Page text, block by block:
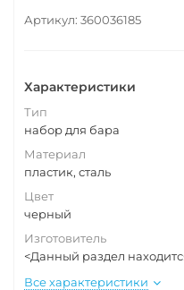
Артикул: 360036185
Характеристики
Тип
набор для бара
Материал
пластик, сталь
Цвет
черный
Изготовитель
<Данный раздел
Все характеристики